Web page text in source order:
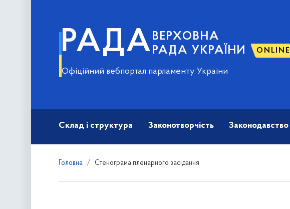
РАДА ВЕРХОВНА
РАДА УКРАЇНИ
ONLINE
Офіційний вебпортал парламенту України
Склад і структура Законотворчість Законодавство
Головна Стенограма пленарного засідання